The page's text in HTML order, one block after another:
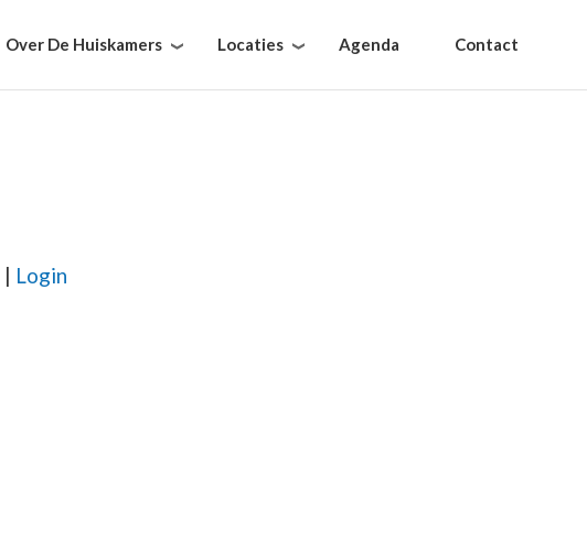
Over De Huiskamers Locaties Agenda Contact
| Login